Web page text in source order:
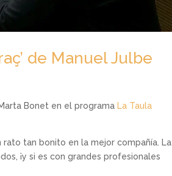
de Manuel Julbe
Bonet en el programa La Taula
rato tan bonito en la mejor compañía. La
¡y si es con grandes profesionales